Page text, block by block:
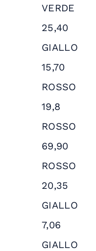
VERDE
25,40
GIALLO
15,70
ROSSO
19,8
ROSSO
69,90
ROSSO
20,35
GIALLO
7,06
GIALLO